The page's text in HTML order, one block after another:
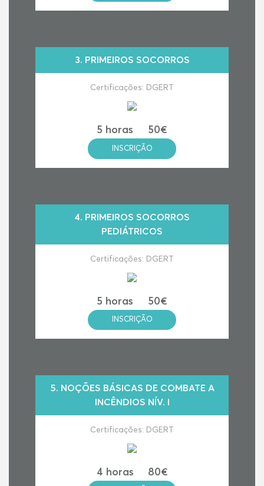
3. PRIMEIROS SOCORROS
Certificações: DGERT
5 horas 50€
INSCRIÇÃO
4. PRIMEIROS SOCORROS
PEDIÁTRICOS
Certificações: DGERT
5 horas 50€
INSCRIÇÃO
5. NOÇÕES BÁSICAS DE COMBATE A
INCÊNDIOS NÍV. I
Certificações: DGERT
4 horas 80€